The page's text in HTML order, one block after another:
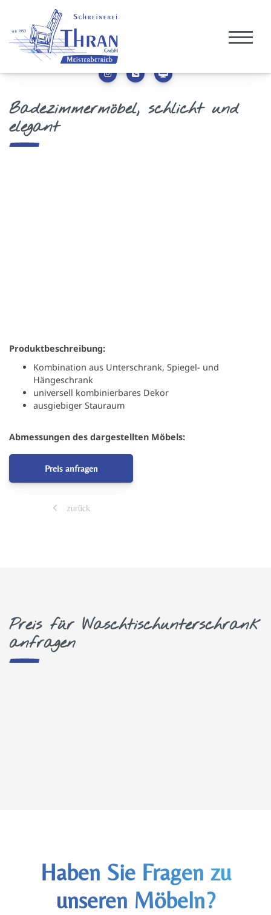
Badezimmermöbel, schlicht und
elegant
Produktbeschreibung:
Kombination aus Unterschrank, Spiegel- und
Hängeschrank
universell kombinierbares Dekor
ausgiebiger Stauraum
Abmessungen des dargestellten Möbels:
Preis anfragen
zurück
Preis für Waschtischunterschrank
anfragen
Haben Sie Fragen zu
unseren Möbeln?